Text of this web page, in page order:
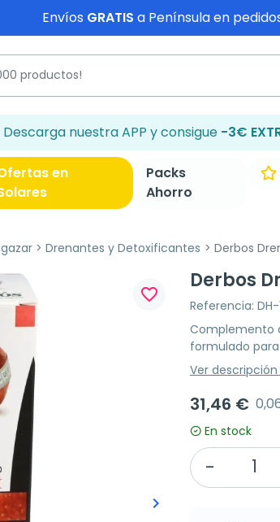
Envíos GRATIS a Península en
Descarga nuestra APP y consigue -3€
en
Packs
Ahorro
Drenantes y Detoxificantes Derbos
Siguiente
keyboard_arrow_right
favorite_border
Derbos
Referencia: DH-
Complemento
formulado
Ver
31,46 €
En stock